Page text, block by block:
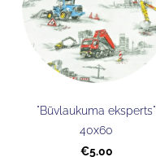
"Būvlaukuma eksperts"
40x60
€5.00